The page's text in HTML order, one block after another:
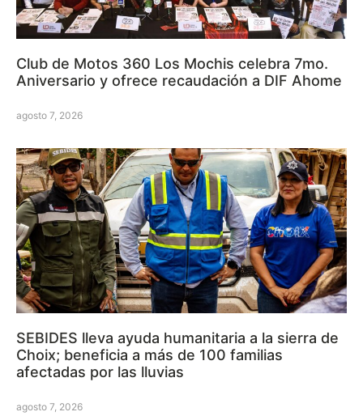
Club de Motos 360 Los Mochis celebra 7mo.
Aniversario y ofrece recaudación a DIF Ahome
agosto 7, 2026
SEBIDES lleva ayuda humanitaria a la sierra de
Choix; beneficia a más de 100 familias
afectadas por las lluvias
agosto 7, 2026